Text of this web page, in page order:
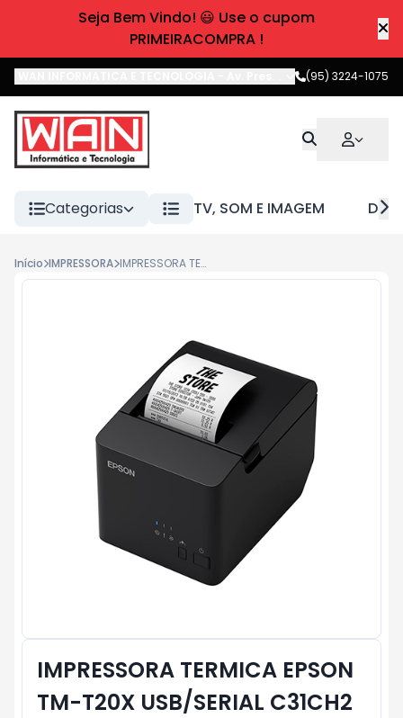
Seja Bem Vindo! 😃 Use o cupom
PRIMEIRACOMPRA !
Av. Pres. Castelo Branco,Boa
(95) 3224-1075
Categorias TV, SOM E IMAGEM
Início IMPRESSORA IMPRESSORA TERMICA EPSON TM-T20X USB/SERIAL C31CH2
IMPRESSORA TERMICA EPSON
TM-T20X USB/SERIAL C31CH2